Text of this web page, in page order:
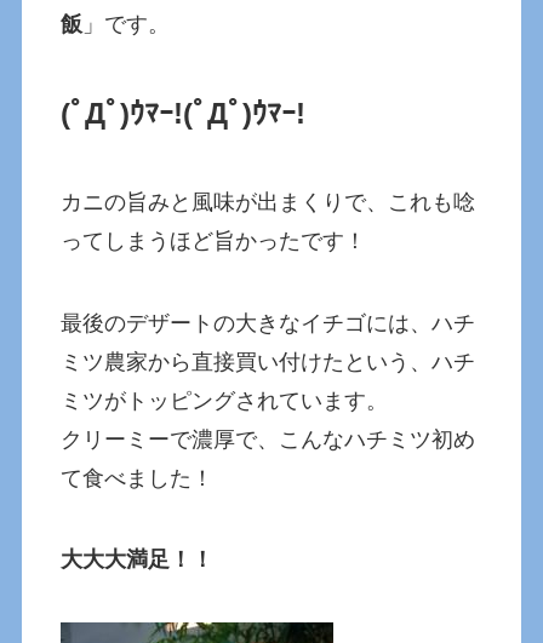
飯 」です。
(ﾟДﾟ)ｳﾏｰ!(ﾟДﾟ)ｳﾏｰ!
カニの旨みと風味が出まくりで、これも唸
ってしまうほど旨かったです！
最後のデザートの大きなイチゴには、ハチ
ミツ農家から直接買い付けたという、ハチ
ミツがトッピングされています。
クリーミーで濃厚で、こんなハチミツ初め
て食べました！
大大大満足！！